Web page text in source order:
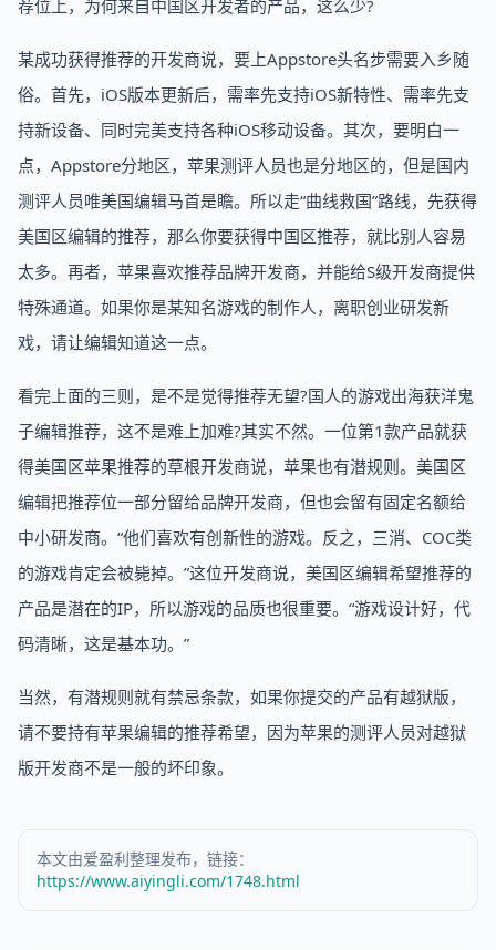
荐位上，为何来自中国区开发者的产品，这么少?
某成功获得推荐的开发商说，要上Appstore头名步需要入乡随
俗。首先，iOS版本更新后，需率先支持iOS新特性、需率先支
持新设备、同时完美支持各种iOS移动设备。其次，要明白一
点，Appstore分地区，苹果测评人员也是分地区的，但是国内
测评人员唯美国编辑马首是瞻。所以走“曲线救国”路线，先获得
美国区编辑的推荐，那么你要获得中国区推荐，就比别人容易
太多。再者，苹果喜欢推荐品牌开发商，并能给S级开发商提供
特殊通道。如果你是某知名游戏的制作人，离职创业研发新
戏，请让编辑知道这一点。
看完上面的三则，是不是觉得推荐无望?国人的游戏出海获洋鬼
子编辑推荐，这不是难上加难?其实不然。一位第1款产品就获
得美国区苹果推荐的草根开发商说，苹果也有潜规则。美国区
编辑把推荐位一部分留给品牌开发商，但也会留有固定名额给
中小研发商。“他们喜欢有创新性的游戏。反之，三消、COC类
的游戏肯定会被毙掉。”这位开发商说，美国区编辑希望推荐的
产品是潜在的IP，所以游戏的品质也很重要。“游戏设计好，代
码清晰，这是基本功。”
当然，有潜规则就有禁忌条款，如果你提交的产品有越狱版，
请不要持有苹果编辑的推荐希望，因为苹果的测评人员对越狱
版开发商不是一般的坏印象。
本文由爱盈利整理发布，链接：
https://www.aiyingli.com/1748.html